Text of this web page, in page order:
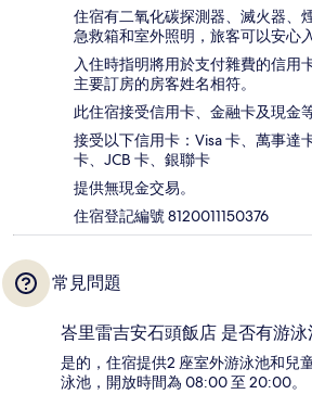
住宿有二氧化碳探測器、滅火器、
急救箱和室外照明，旅客可以安心入
入住時指明將用於支付雜費的信用
主要訂房的房客姓名相符。
此住宿接受信用卡、金融卡及現金
接受以下信用卡：Visa 卡、萬事達
卡、JCB 卡、銀聯卡
提供無現金交易。
住宿登記編號 8120011150376
常見問題
峇里雷吉安石頭飯店 是否有游泳
是的，住宿提供2 座室外游泳池和兒
泳池，開放時間為 08:00 至 20:00。